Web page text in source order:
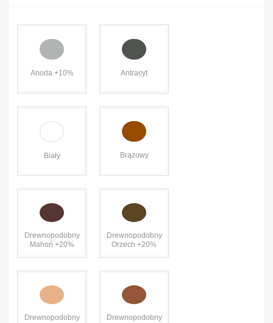
Anoda +10% Antracyt
Biały Brązowy
Drewnopodobny
Mahoń +20%
Drewnopodobny
Orzech +20%
Drewnopodobny
Drewnopodobny